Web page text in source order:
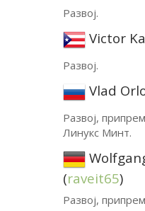
Развој.
Victor
Развој.
Vlad
Развој,
Линукс Минт.
(raveit65)
Развој,